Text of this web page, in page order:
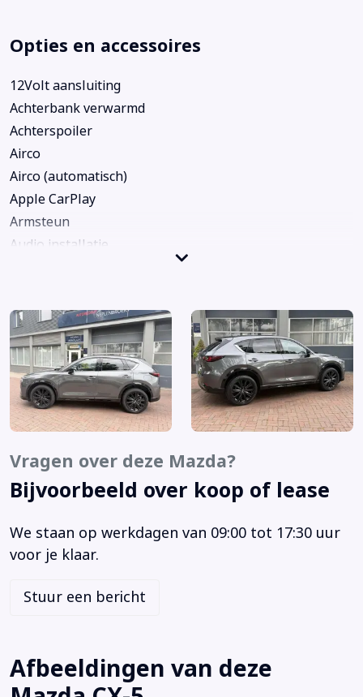
Opties en accessoires
12Volt aansluiting
Achterbank verwarmd
Achterspoiler
Airco
Airco (automatisch)
Apple CarPlay
Armsteun
Audio installatie
Cruise control
Cruisecontrol
Derde remlicht
Elektrisch glazen schuif-/kanteldak
Elektrisch verstelb. bestuurdersstoel met geheugen
Hoofdsteunen achter
Lichtmetalen velgen
Metaalkleur
Navigatie
Navigatiesysteem
Parkeersensor voor
Radio CD speler
Vragen over deze Mazda?
Bijvoorbeeld over koop of lease
We staan op werkdagen van 09:00 tot 17:30 uur
voor je klaar.
Stuur een bericht
Afbeeldingen van deze